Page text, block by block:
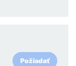
Požiadať